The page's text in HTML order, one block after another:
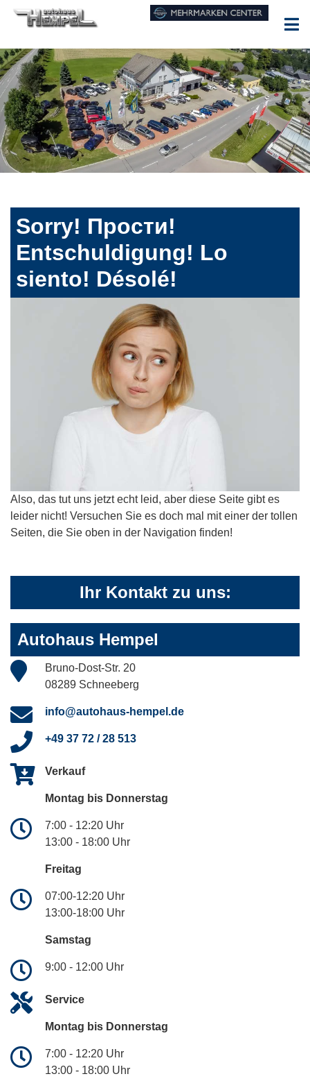
Sorry! Прости!
Entschuldigung! Lo
siento! Désolé!
Also, das tut uns jetzt echt leid, aber diese Seite gibt es
leider nicht! Versuchen Sie es doch mal mit einer der tollen
Seiten, die Sie oben in der Navigation finden!
Ihr Kontakt zu uns:
Autohaus Hempel
Bruno-Dost-Str. 20
08289 Schneeberg
info@autohaus-hempel.de
+49 37 72 / 28 513
Verkauf
Montag bis Donnerstag
7:00 - 12:20 Uhr
13:00 - 18:00 Uhr
Freitag
07:00-12:20 Uhr
13:00-18:00 Uhr
Samstag
9:00 - 12:00 Uhr
Service
Montag bis Donnerstag
7:00 - 12:20 Uhr
13:00 - 18:00 Uhr